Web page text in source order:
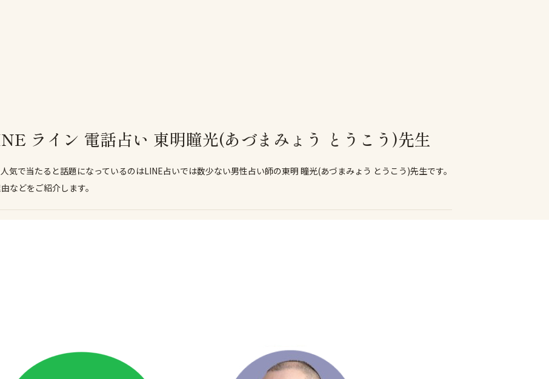
ライン 電話占い 東明瞳光(あづまみょう とうこう)先生
気で当たると話題になっているのはLINE占いでは数少ない男性占い師の東明 瞳光(あづまみょう とうこう)先生です。
などをご紹介します。